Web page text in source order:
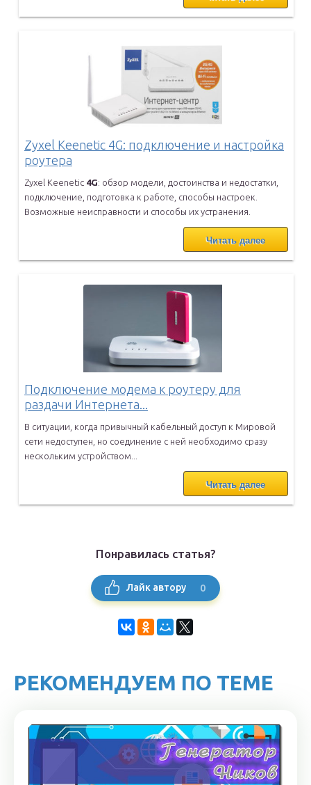
Zyxel Keenetic 4G: подключение и настройка
роутера
Zyxel Keenetic 4G: обзор модели, достоинства и недостатки,
подключение, подготовка к работе, способы настроек.
Возможные неисправности и способы их устранения.
Читать далее
Подключение модема к роутеру для
раздачи Интернета...
В ситуации, когда привычный кабельный доступ к Мировой
сети недоступен, но соединение с ней необходимо сразу
нескольким устройством...
Читать далее
Понравилась статья?
Лайк автору 0
РЕКОМЕНДУЕМ ПО ТЕМЕ